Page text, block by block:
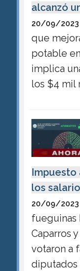
alcanzó
20/09/2023
que
potable
implica
los $4 mil
Impuesto
los
20/09/2023
fueguinas
Caparros
votaron a
diputados